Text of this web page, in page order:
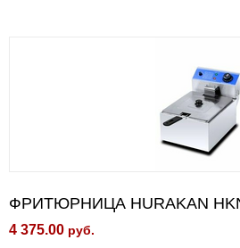
ФРИТЮРНИЦА HURAKAN
4 375.00 руб.